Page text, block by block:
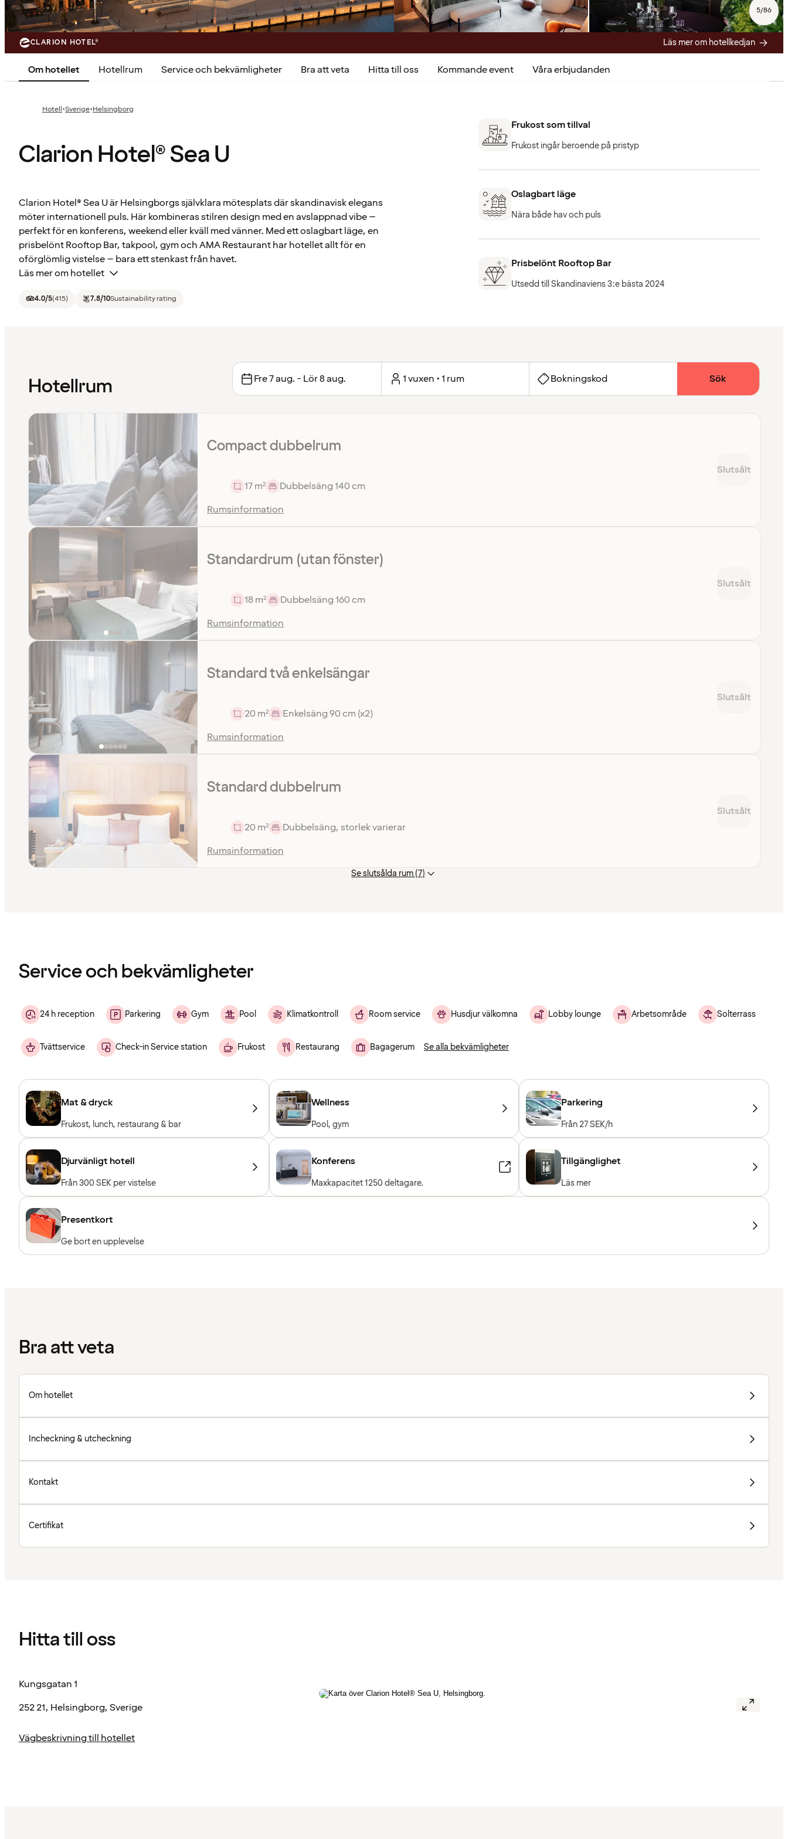
5/86
CLARION HOTEL® Läs mer om hotellkedjan
Om hotellet Hotellrum Service och bekvämligheter Bra att veta Hitta till oss Kommande event Våra erbjudanden
Hotell·Sverige·Helsingborg
Clarion Hotel® Sea U
Clarion Hotel® Sea U är Helsingborgs självklara mötesplats där skandinavisk elegans
möter internationell puls. Här kombineras stilren design med en avslappnad vibe –
perfekt för en konferens, weekend eller kväll med vänner. Med ett oslagbart läge, en
prisbelönt Rooftop Bar, takpool, gym och AMA Restaurant har hotellet allt för en
oförglömlig vistelse – bara ett stenkast från havet.
Läs mer om hotellet
4.0/5(415) 7.8/10Sustainability rating
Frukost som tillval
Frukost ingår beroende på pristyp
Oslagbart läge
Nära både hav och puls
Prisbelönt Rooftop Bar
Utsedd till Skandinaviens 3:e bästa 2024
Hotellrum Fre 7 aug. - Lör 8 aug. 1 vuxen • 1 rum Bokningskod Sök
Compact dubbelrum
17 m²
Dubbelsäng 140 cm
Rumsinformation
Slutsålt
Standardrum (utan fönster)
18 m²
Dubbelsäng 160 cm
Rumsinformation
Slutsålt
Standard två enkelsängar
20 m²
Enkelsäng 90 cm (x2)
Rumsinformation
Slutsålt
Standard dubbelrum
20 m²
Dubbelsäng, storlek varierar
Rumsinformation
Slutsålt
Se slutsålda rum (7)
Service och bekvämligheter
24 h reception Parkering Gym Pool Klimatkontroll Room service Husdjur välkomna Lobby lounge Arbetsområde Solterrass
Tvättservice Check-in Service station Frukost Restaurang Bagagerum Se alla bekvämligheter
Mat & dryck
Frukost, lunch, restaurang & bar
Wellness
Pool, gym
Parkering
Från 27 SEK/h
Djurvänligt hotell
Från 300 SEK per vistelse
Konferens
Maxkapacitet 1250 deltagare.
Tillgänglighet
Läs mer
Presentkort
Ge bort en upplevelse
Bra att veta
Om hotellet
Incheckning & utcheckning
Kontakt
Certifikat
Hitta till oss
Kungsgatan 1
252 21, Helsingborg, Sverige
Vägbeskrivning till hotellet